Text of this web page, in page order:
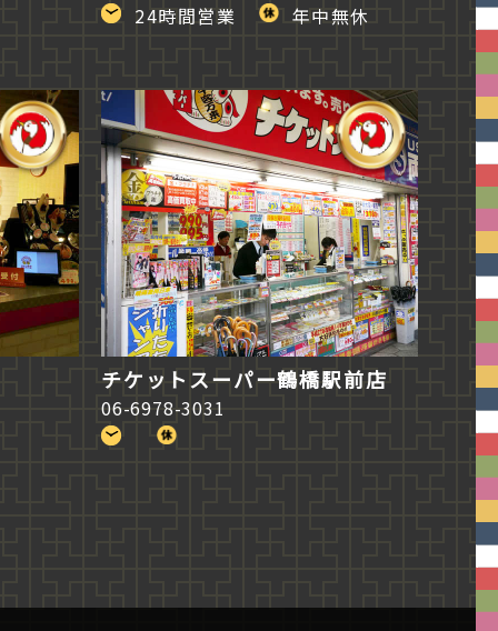
24時間営業
年中無休
チケットスーパー鶴橋駅前店
06-6978-3031